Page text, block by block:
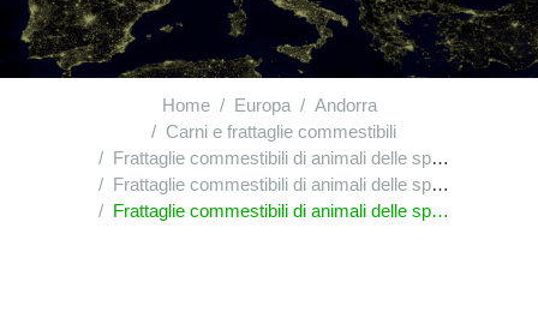
Home Europa
Andorra
Carni e frattaglie commestibili
Frattaglie commestibili di animali delle specie bovina, suina, ovina, caprina, equina, asinina o mulesca, fresche, refrigerate o congelate
Frattaglie commestibili di animali delle specie bovina, suina, ovina, caprina, equina, asinina o mulesca, fresche, refrigerate o congelate : altre, fresche o refrigerate
Frattaglie commestibili di animali delle specie bovina, suina, ovina, caprina, equina, asinina o mulesca, fresche, refrigerate o congelate : altre, fresche o refrigerate : altre : delle specie ovina o caprina